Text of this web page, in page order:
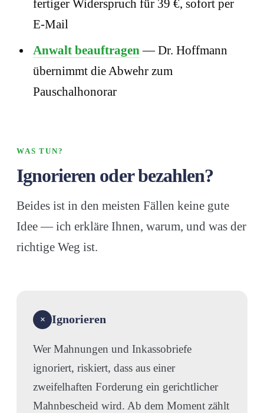
fertiger Widerspruch für 39 €, sofort per
E-Mail
Anwalt beauftragen— Dr. Hoffmann
übernimmt die Abwehr zum
Pauschalhonorar
WAS TUN?
Ignorieren oder bezahlen?
Beides ist in den meisten Fällen keine gute
Idee — ich erkläre Ihnen, warum, und was der
richtige Weg ist.
× Ignorieren
Wer Mahnungen und Inkassobriefe
ignoriert, riskiert, dass aus einer
zweifelhaften Forderung ein gerichtlicher
Mahnbescheid wird. Ab dem Moment zählt